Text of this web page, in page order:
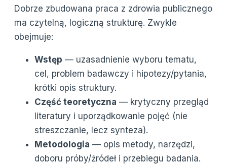
Dobrze zbudowana praca z zdrowia publicznego
ma czytelną, logiczną strukturę. Zwykle
obejmuje:
Wstęp — uzasadnienie wyboru tematu,
cel, problem badawczy i hipotezy/pytania,
krótki opis struktury.
Część teoretyczna — krytyczny przegląd
literatury i uporządkowanie pojęć (nie
streszczanie, lecz synteza).
Metodologia — opis metody, narzędzi,
doboru próby/źródeł i przebiegu badania.